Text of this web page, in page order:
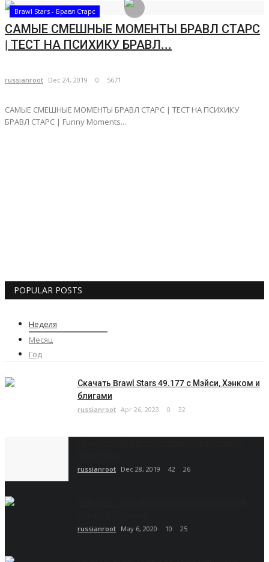
Brawl Stars - Бравл Старс
САМЫЕ СМЕШНЫЕ МОМЕНТЫ БРАВЛ СТАРС
| ТЕСТ НА ПСИХИКУ БРАВЛ...
russianroot Dec 24, 2019 0 5671
САМЫЕ СМЕШНЫЕ МОМЕНТЫ БРАВЛ СТАРС | ТЕСТ НА ПСИХИКУ
БРАВЛ СТАРС | Funny Moments...
POPULAR POSTS
Неделя
Месяц
Год
Скачать Brawl Stars 49.177 с Мэйси, Хэнком и
блигами
russianroot Apr 26, 2023 0 32
russianroot Dec 28, 2019 42 26
russianroot May 6, 2020 10 25